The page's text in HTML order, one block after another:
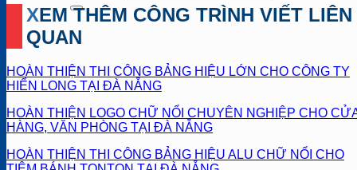
XEM THÊM CÔNG TRÌNH VIẾT LIÊN
QUAN
HOÀN THIỆN THI CÔNG BẢNG HIỆU LỚN CHO CÔNG TY
HIỂN LONG TẠI ĐÀ NẴNG
HOÀN THIỆN LOGO CHỮ NỔI CHUYÊN NGHIỆP CHO
HÀNG, VĂN PHÒNG TẠI ĐÀ NẴNG
HOÀN THIỆN THI CÔNG BẢNG HIỆU ALU CHỮ NỔI CHO